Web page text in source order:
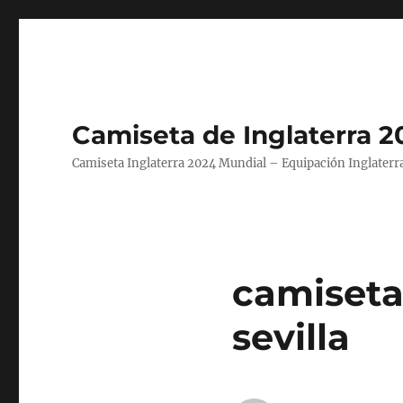
Camiseta de Inglaterra
Camiseta Inglaterra 2024 Mundial – Equipación
sevilla